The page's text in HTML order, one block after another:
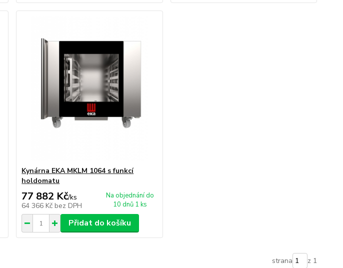
Kynárna EKA MKLM 1064 s funkcí
holdomatu
77 882 Kč/ks
64 366 Kč bez DPH
Na objednání do
10 dnů 1 ks
Přidat do košíku
strana z 1